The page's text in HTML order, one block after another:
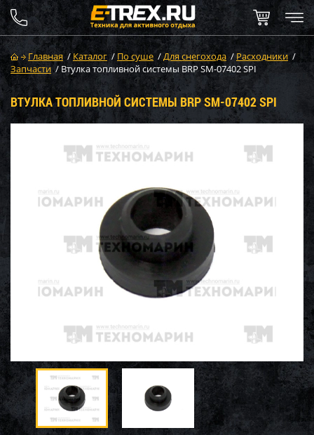
Главная / Каталог / По суше /Для снегохода /Расходники /
Запчасти / Втулка топливной системы BRP SM-07402 SPI
ВТУЛКА ТОПЛИВНОЙ СИСТЕМЫ BRP SM-07402 SPI